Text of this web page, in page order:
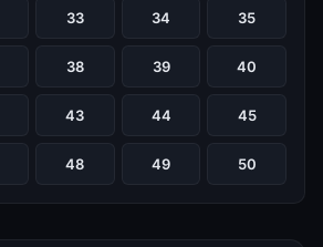
33 34 35
38 39 40
43 44 45
48 49 50